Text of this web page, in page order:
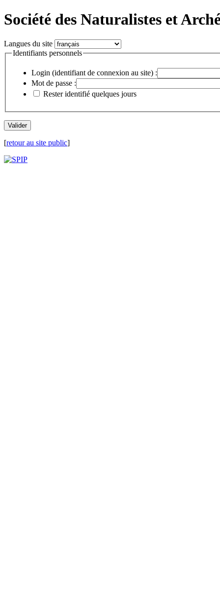
Société des Naturalistes et
Langues du site
Identifiants personnels
Login (identifiant de connexion au site) :
Mot de passe :
Rester identifié quelques jours
[retour au site public]